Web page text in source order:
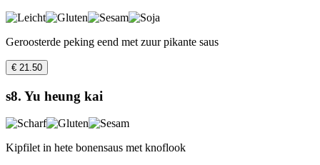
Geroosterde peking eend met zuur pikante saus
€ 21.50
s8. Yu heung kai
Kipfilet in hete bonensaus met knoflook